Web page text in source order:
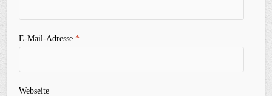
E-Mail-Adresse*
Webseite